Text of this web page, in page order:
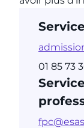
01 85 73